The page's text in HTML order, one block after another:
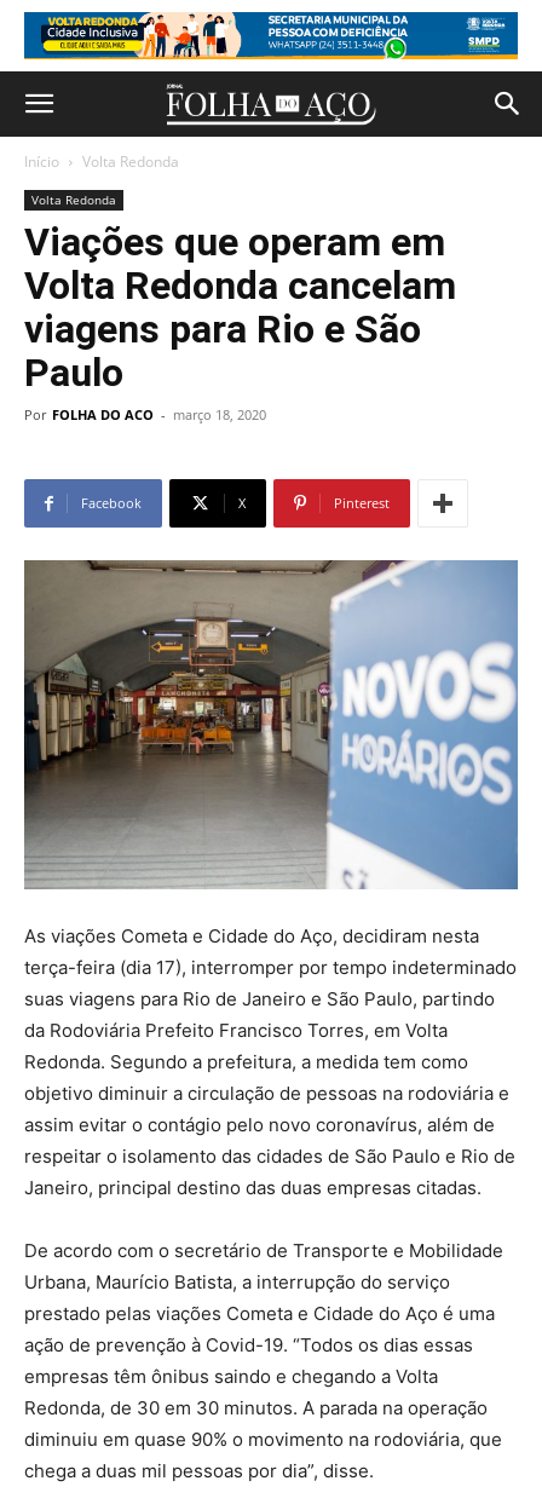
Início Volta Redonda
Volta Redonda
Viações que operam em
Volta Redonda cancelam
viagens para Rio e São
Paulo
Por FOLHA DO ACO - março 18, 2020
Facebook X Pinterest
As viações Cometa e Cidade do Aço, decidiram nesta
terça-feira (dia 17), interromper por tempo indeterminado
suas viagens para Rio de Janeiro e São Paulo, partindo
da Rodoviária Prefeito Francisco Torres, em Volta
Redonda. Segundo a prefeitura, a medida tem como
objetivo diminuir a circulação de pessoas na rodoviária e
assim evitar o contágio pelo novo coronavírus, além de
respeitar o isolamento das cidades de São Paulo e Rio de
Janeiro, principal destino das duas empresas citadas.
De acordo com o secretário de Transporte e Mobilidade
Urbana, Maurício Batista, a interrupção do serviço
prestado pelas viações Cometa e Cidade do Aço é uma
ação de prevenção à Covid-19. “Todos os dias essas
empresas têm ônibus saindo e chegando a Volta
Redonda, de 30 em 30 minutos. A parada na operação
diminuiu em quase 90% o movimento na rodoviária, que
chega a duas mil pessoas por dia”, disse.